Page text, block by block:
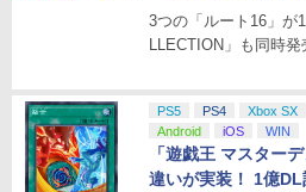
3つの「ルート16」が
LLECTION」も同時発
PS5 PS4 Xbox SX
Android
iOS WIN
「遊戯王 マスター
違いが実装！ 1億